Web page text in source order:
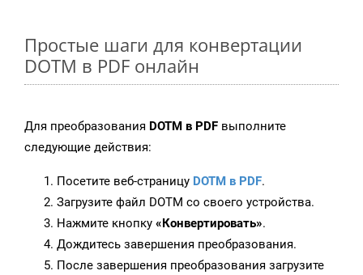
Простые шаги для конвертации
DOTM в PDF онлайн
Для преобразования DOTM в PDF выполните
следующие действия:
Посетите веб-страницу DOTM в PDF.
Загрузите файл DOTM со своего устройства.
Нажмите кнопку «Конвертировать».
Дождитесь завершения преобразования.
После завершения преобразования загрузите